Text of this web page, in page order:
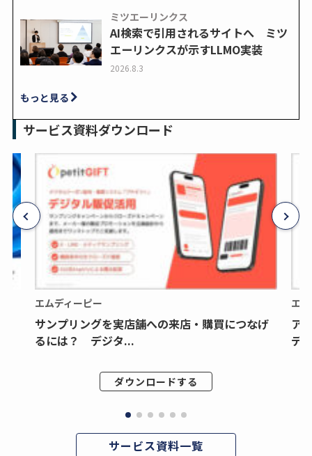
ミツエーリンクス
AI検索で引用されるサイトへ ミツ
エーリンクスが示すLLMO実装
2026.8.3
もっと見る
サービス資料ダウンロード
エムディーピー
サンプリングを実店舗への来店・購買につなげ
るには？ デジタ...
ダウンロードする
エ
ア
デ
サービス資料一覧